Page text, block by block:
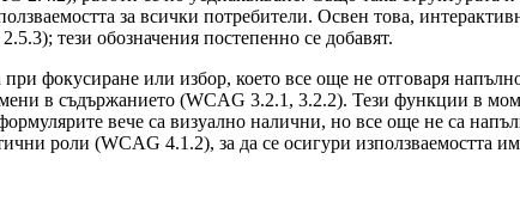
за всички потребители. Освен това,
тези обозначения постепенно се добавят.
фокусиране или избор, което все още не отговаря
в съдържанието (WCAG 3.2.1, 3.2.2). Тези функции в
вече са визуално налични, но все още не са
роли (WCAG 4.1.2), за да се осигури използваемостта